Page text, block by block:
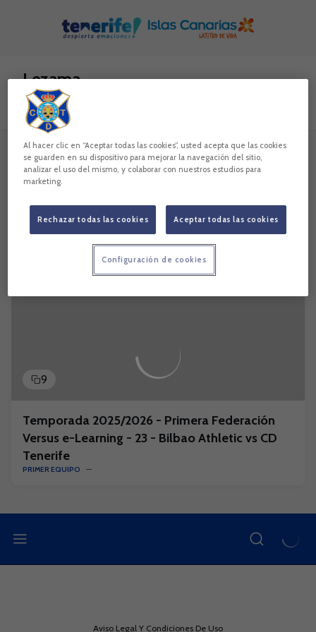
Lezama
Todo Noticias
1 resultados
9
Temporada 2025/2026 - Primera Federación
Versus e-Learning - 23 - Bilbao Athletic vs CD
Tenerife
PRIMER EQUIPO
Aviso Legal Y Condiciones De Uso
Al hacer clic en “Aceptar todas las cookies”, usted acepta que las cookies
se guarden en su dispositivo para mejorar la navegación del sitio,
analizar el uso del mismo, y colaborar con nuestros estudios para
marketing.
Rechazar todas las cookies Aceptar todas las cookies
Configuración de cookies